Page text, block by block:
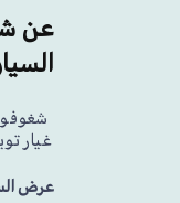
عن
غيار
عرض